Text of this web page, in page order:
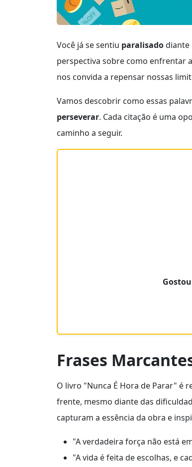
Você já se sentiu paralisadodiante
perspectiva sobre como enfrentar
nos convida a repensar nossas
Vamos descobrir como essas
perseverar. Cada citação é uma
caminho a seguir.
Frases
O livro "Nunca É Hora de Parar" é
frente, mesmo diante das
capturam a essência da obra e
"A verdadeira força não está
"A vida é feita de escolhas, e